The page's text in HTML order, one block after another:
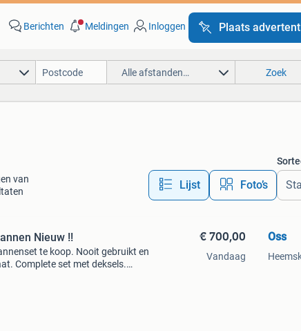
Berichten Meldingen Inloggen Plaats
Alle afstanden… Zoek
van
Lijst Foto’s
Nieuw !!
te koop. Nooit gebruikt en
Complete set met deksels.
€ 700,00
Vandaag
Oss